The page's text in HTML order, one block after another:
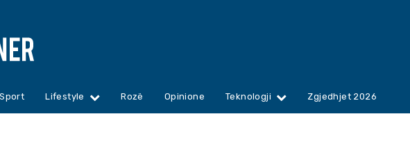
Sport Lifestyle Rozë Opinione Teknologji Zgjedhjet 2026